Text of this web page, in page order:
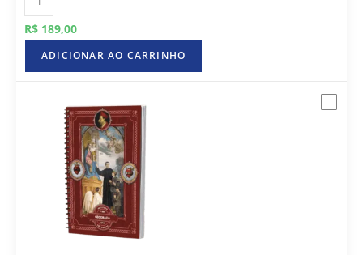
R$ 189,00
ADICIONAR AO CARRINHO